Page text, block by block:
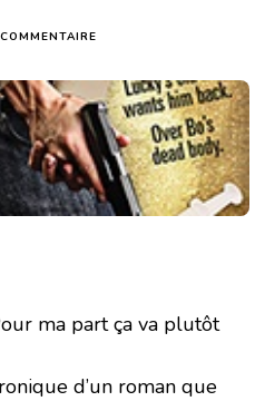
#4)
DE
EDEN
WINTERS
ma part ça va plutôt
d’un roman que